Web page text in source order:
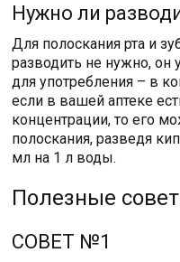
Нужно ли
Для полоскания рта и
разводить не нужно, он
для употребления – в
если в вашей аптеке
концентрации, то его
полоскания, разведя
мл на 1 л воды.
Полезные
СОВЕТ №1